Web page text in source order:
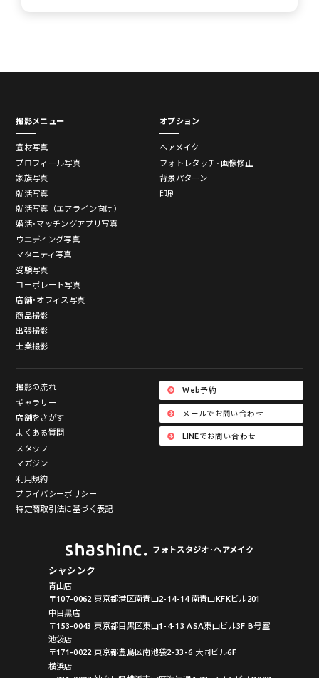
撮影メニュー
宣材写真
プロフィール写真
家族写真
就活写真
就活写真（エアライン向け）
婚活･マッチングアプリ写真
ウエディング写真
マタニティ写真
受験写真
コーポレート写真
店舗･オフィス写真
商品撮影
出張撮影
士業撮影
オプション
ヘアメイク
フォトレタッチ･画像修正
背景パターン
印刷
撮影の流れ
ギャラリー
店舗をさがす
よくある質問
スタッフ
マガジン
利用規約
プライバシーポリシー
特定商取引法に基づく表記
Web予約
メールでお問い合わせ
LINEでお問い合わせ
フォトスタジオ･ヘアメイク
シャシンク
青山店
〒107-0062 東京都港区南青山2-14-14 南青山KFKビル201
中目黒店
〒153-0043 東京都目黒区東山1-4-13 ASA東山ビル3F B号室
池袋店
〒171-0022 東京都豊島区南池袋2-33-6 大同ビル6F
横浜店